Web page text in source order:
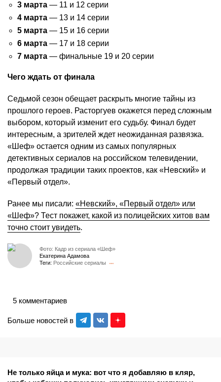
3 марта — 11 и 12 серии
4 марта — 13 и 14 серии
5 марта — 15 и 16 серии
6 марта — 17 и 18 серии
7 марта — финальные 19 и 20 серии
Чего ждать от финала
Седьмой сезон обещает раскрыть многие тайны из
прошлого героев. Расторгуев окажется перед сложным
выбором, который изменит его судьбу. Финал будет
интересным, а зрителей ждет неожиданная развязка.
«Шеф» остается одним из самых популярных
детективных сериалов на российском телевидении,
продолжая традиции таких проектов, как «Невский» и
«Первый отдел».
Ранее мы писали: «Невский», «Первый отдел» или
«Шеф»? Тест покажет, какой из полицейских хитов вам
точно стоит увидеть.
Фото: Кадр из сериала «Шеф»
Екатерина Адамова
Теги: Российские сериалы
Больше новостей в
5 комментариев
Не только яйца и мука: вот что я добавляю в кляр,